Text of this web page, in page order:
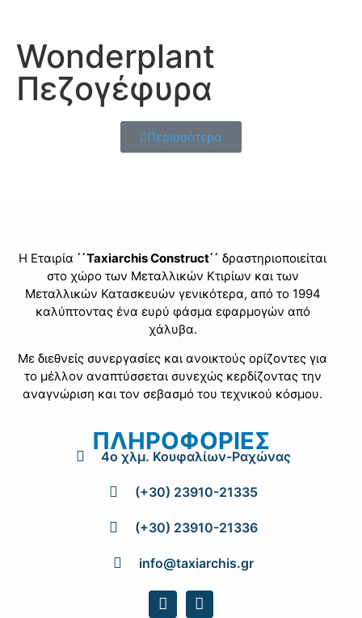
Wonderplant
Πεζογέφυρα
Περισσότερα
Η Εταιρία ΄΄Taxiarchis Construct΄΄ δραστηριοποιείται
στο χώρο των Μεταλλικών Κτιρίων και των
Μεταλλικών Κατασκευών γενικότερα, από το 1994
καλύπτοντας ένα ευρύ φάσµα εφαρµογών από
χάλυβα.
Με διεθνείς συνεργασίες και ανοικτούς ορίζοντες για
το μέλλον αναπτύσσεται συνεχώς κερδίζοντας την
αναγνώριση και τον σεβασμό του τεχνικού κόσμου.
ΠΛΗΡΟΦΟΡΙΕΣ
4ο χλμ. Κουφαλίων-Ραχώνας
(+30) 23910-21335
(+30) 23910-21336
info@taxiarchis.gr